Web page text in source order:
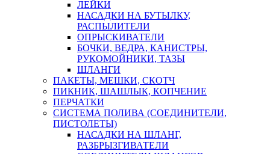
ЛЕЙКИ
НАСАДКИ НА БУТЫЛКУ,
РАСПЫЛИТЕЛИ
ОПРЫСКИВАТЕЛИ
БОЧКИ, ВЕДРА, КАНИСТРЫ,
РУКОМОЙНИКИ, ТАЗЫ
ШЛАНГИ
ПАКЕТЫ, МЕШКИ, СКОТЧ
ПИКНИК, ШАШЛЫК, КОПЧЕНИЕ
ПЕРЧАТКИ
СИСТЕМА ПОЛИВА (СОЕДИНИТЕЛИ,
ПИСТОЛЕТЫ)
НАСАДКИ НА ШЛАНГ,
РАЗБРЫЗГИВАТЕЛИ